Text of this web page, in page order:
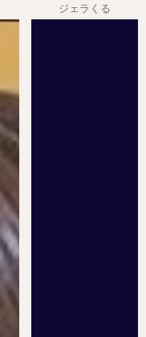
ジェラくる